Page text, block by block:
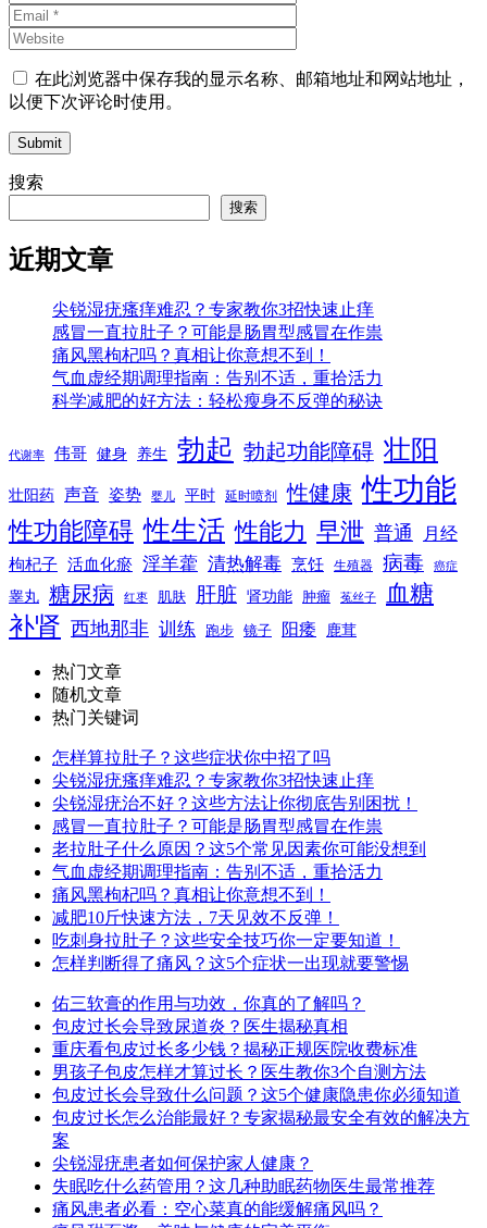
在此浏览器中保存我的显示名称、邮箱地址和网站地址，
以便下次评论时使用。
Submit
搜索
搜索
近期文章
尖锐湿疣瘙痒难忍？专家教你3招快速止痒
感冒一直拉肚子？可能是肠胃型感冒在作祟
痛风黑枸杞吗？真相让你意想不到！
气血虚经期调理指南：告别不适，重拾活力
科学减肥的好方法：轻松瘦身不反弹的秘诀
代谢率 伟哥 健身 养生 勃起 勃起功能障碍 壮阳
壮阳药 声音 姿势 婴儿 平时 延时喷剂 性健康 性功能
性功能障碍 性生活 性能力 早泄 普通 月经
枸杞子 活血化瘀 淫羊藿 清热解毒 烹饪 生殖器 病毒 癌症
睾丸 糖尿病 红枣 肌肤 肝脏 肾功能 肿瘤 菟丝子 血糖
补肾 西地那非 训练 跑步 镜子 阳痿 鹿茸
热门文章
随机文章
热门关键词
怎样算拉肚子？这些症状你中招了吗
尖锐湿疣瘙痒难忍？专家教你3招快速止痒
尖锐湿疣治不好？这些方法让你彻底告别困扰！
感冒一直拉肚子？可能是肠胃型感冒在作祟
老拉肚子什么原因？这5个常见因素你可能没想到
气血虚经期调理指南：告别不适，重拾活力
痛风黑枸杞吗？真相让你意想不到！
减肥10斤快速方法，7天见效不反弹！
吃刺身拉肚子？这些安全技巧你一定要知道！
怎样判断得了痛风？这5个症状一出现就要警惕
佑三软膏的作用与功效，你真的了解吗？
包皮过长会导致尿道炎？医生揭秘真相
重庆看包皮过长多少钱？揭秘正规医院收费标准
男孩子包皮怎样才算过长？医生教你3个自测方法
包皮过长会导致什么问题？这5个健康隐患你必须知道
包皮过长怎么治能最好？专家揭秘最安全有效的解决方
案
尖锐湿疣患者如何保护家人健康？
失眠吃什么药管用？这几种助眠药物医生最常推荐
痛风患者必看：空心菜真的能缓解痛风吗？